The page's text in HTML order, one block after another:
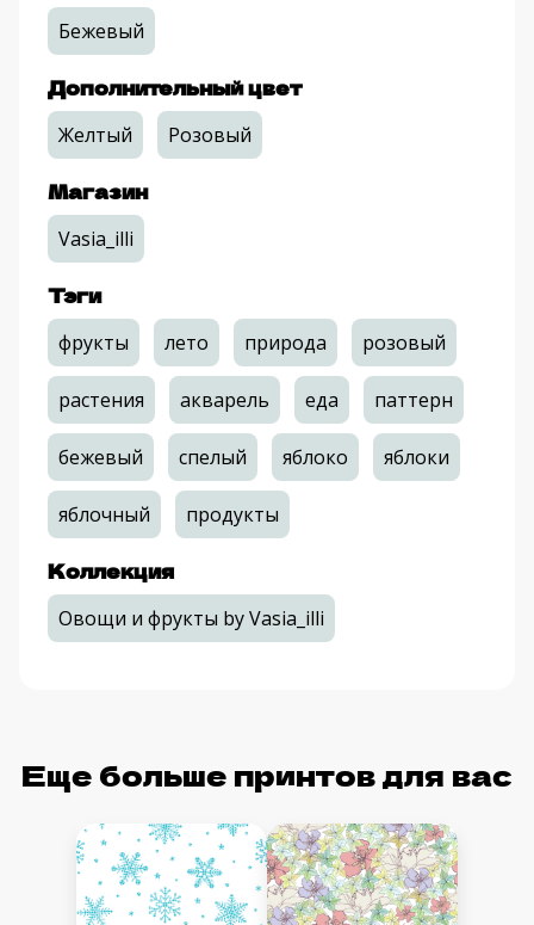
Бежевый
Дополнительный цвет
Желтый Розовый
Магазин
Vasia_illi
Тэги
фрукты лето природа розовый
растения акварель еда паттерн
бежевый спелый яблоко яблоки
яблочный продукты
Коллекция
Овощи и фрукты by Vasia_illi
Еще больше принтов для вас